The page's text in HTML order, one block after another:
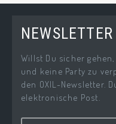
NEWSLETTER
Willst Du sicher
und keine Party zu
den OXIL-Newsletter.
elektronische Post.